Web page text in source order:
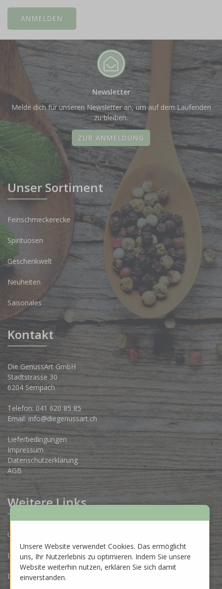
Newsletter
Melde dich für unseren Newsletter an, um auf dem Laufenden
zu bleiben.
ZUR ANMELDUNG
Unser Sortiment
Feinschmeckerecke
Spirituosen
Geschenkwelt
Neuheiten
Saisonales
Kontakt
Die GenussArt GmbH
Stadtstrasse 30
6204 Sempach
Telefon: 041 620 85 85
Email: info@diegenussart.ch
Lieferbedingungen
Impressum
Datenschutzerklärung
AGB
Weitere Links
Unsere Produzenten
Lose Ware Konzept
Dein Eigenlabel
Unsere Website verwendet Cookies. Das ermöglicht
uns, Ihr Nutzerlebnis zu optimieren. Indem Sie unsere
Website weiterhin nutzen, erklären Sie sich damit
einverstanden.